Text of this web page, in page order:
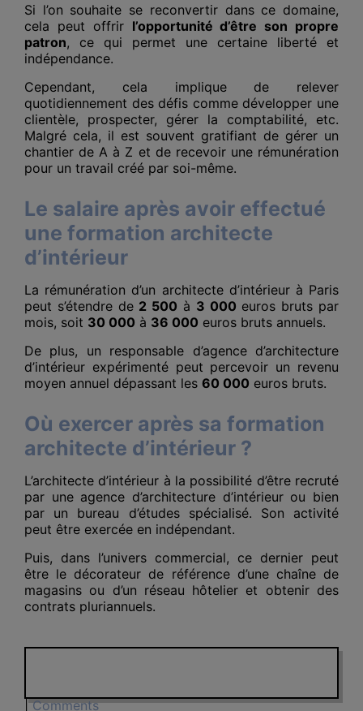
Si l’on souhaite se reconvertir dans ce domaine,
cela peut offrir l’opportunité d’être son propre
patron, ce qui permet une certaine liberté et
indépendance.
Cependant, cela implique de relever
quotidiennement des défis comme développer une
clientèle, prospecter, gérer la comptabilité, etc.
Malgré cela, il est souvent gratifiant de gérer un
chantier de A à Z et de recevoir une rémunération
pour un travail créé par soi-même.
Le salaire après avoir effectué
une formation architecte
d’intérieur
La rémunération d’un architecte d’intérieur à Paris
peut s’étendre de 2 500 à 3 000 euros bruts par
mois, soit 30 000 à 36 000 euros bruts annuels.
De plus, un responsable d’agence d’architecture
d’intérieur expérimenté peut percevoir un revenu
moyen annuel dépassant les 60 000 euros bruts.
Où exercer après sa formation
architecte d’intérieur ?
L’architecte d’intérieur à la possibilité d’être recruté
par une agence d’architecture d’intérieur ou bien
par un bureau d’études spécialisé. Son activité
peut être exercée en indépendant.
Puis, dans l’univers commercial, ce dernier peut
être le décorateur de référence d’une chaîne de
magasins ou d’un réseau hôtelier et obtenir des
contrats pluriannuels.
Comments